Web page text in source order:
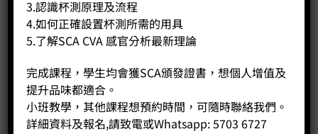
尺寸 – 毫米
高：345
寬：260
相關商品
3.認識杯測原理及流程
4.如何正確設置杯測所需的用具
5.了解SCA CVA 感官分析最新理論
完成課程，學生均會獲SCA頒發證書，想個人增值及
提升品味都適合。
小班教學，其他課程想預約時間，可隨時聯絡我們。
詳細資料及報名,請致電或Whatsapp: 5703 6727